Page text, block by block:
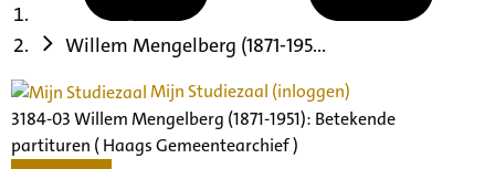
Willem Mengelberg (1871-195...
Mijn Studiezaal (inloggen)
3184-03 Willem Mengelberg (1871-1951): Betekende
partituren ( Haags Gemeentearchief )